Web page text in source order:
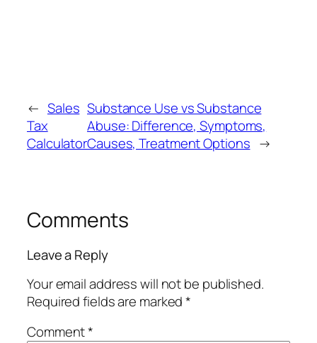
← Sales
Tax
Calculator
Substance Use vs Substance
Abuse: Difference, Symptoms,
Causes, Treatment Options →
Comments
Leave a Reply
Your email address will not be published.
Required fields are marked*
Comment*